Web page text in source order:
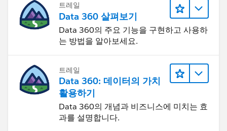
트레일
Data 360 살펴보기
Data 360의 주요 기능을 구현하고 사용하
는 방법을 알아보세요.
트레일
Data 360: 데이터의 가치
활용하기
Data 360의 개념과 비즈니스에 미치는 효
과를 설명합니다.